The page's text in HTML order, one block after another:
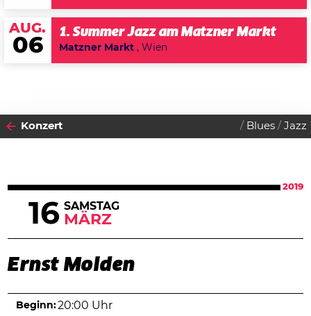
AUG.
06
1. Summer Jazz am Matzner Markt
Matzner Markt , Wien
Konzert Blues Jazz
2019
16 SAMSTAG
MÄRZ
Ernst Molden
Beginn:20:00 Uhr